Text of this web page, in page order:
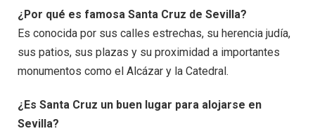
¿Por qué es famosa Santa Cruz de Sevilla?
Es conocida por sus calles estrechas, su herencia judía,
sus patios, sus plazas y su proximidad a importantes
monumentos como el Alcázar y la Catedral.
¿Es Santa Cruz un buen lugar para alojarse en
Sevilla?